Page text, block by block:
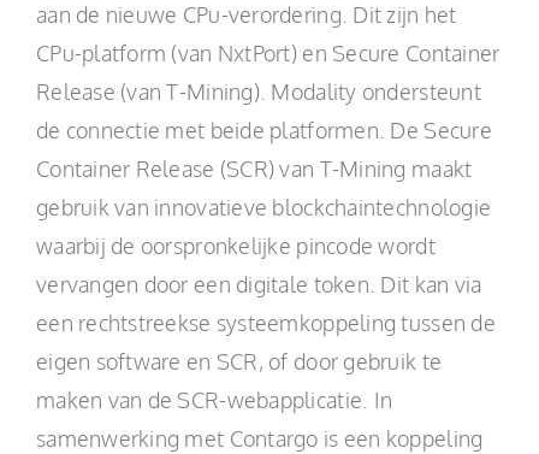
aan de nieuwe CPu-verordering. Dit zijn het
CPu-platform (van NxtPort) en Secure Container
Release (van T-Mining). Modality ondersteunt
de connectie met beide platformen. De Secure
Container Release (SCR) van T-Mining maakt
gebruik van innovatieve blockchaintechnologie
waarbij de oorspronkelijke pincode wordt
vervangen door een digitale token. Dit kan via
een rechtstreekse systeemkoppeling tussen de
eigen software en SCR, of door gebruik te
maken van de SCR-webapplicatie. In
samenwerking met Contargo is een koppeling